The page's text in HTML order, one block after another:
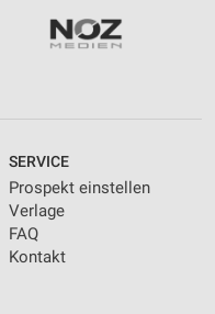
SERVICE
Prospekt einstellen
Verlage
FAQ
Kontakt